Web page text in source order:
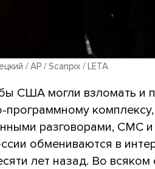
/ AP / Scanpix / LETA
США могли взломать и
программному
разговорами, СМС
обмениваются в
лет назад. Во всяком